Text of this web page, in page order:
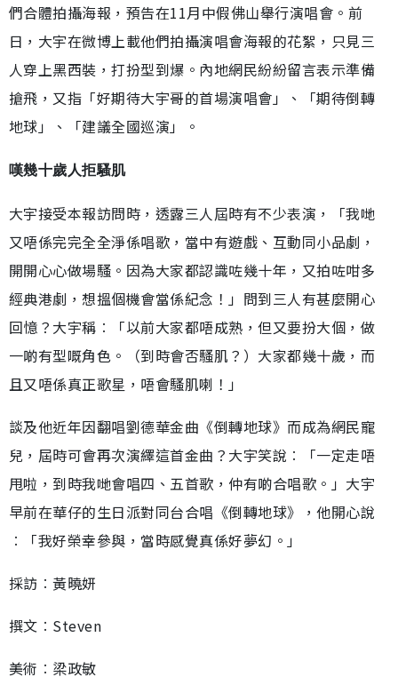
們合體拍攝海報，預告在11月中假佛山舉行演唱會。前
日，大宇在微博上載他們拍攝演唱會海報的花絮，只見三
人穿上黑西裝，打扮型到爆。內地網民紛紛留言表示準備
搶飛，又指「好期待大宇哥的首場演唱會」、「期待倒轉
地球」、「建議全國巡演」。
嘆幾十歲人拒騷肌
大宇接受本報訪問時，透露三人屆時有不少表演，「我哋
又唔係完完全全淨係唱歌，當中有遊戲、互動同小品劇，
開開心心做場騷。因為大家都認識咗幾十年，又拍咗咁多
經典港劇，想搵個機會當係紀念！」問到三人有甚麼開心
回憶？大宇稱︰「以前大家都唔成熟，但又要扮大個，做
一啲有型嘅角色。（到時會否騷肌？）大家都幾十歲，而
且又唔係真正歌星，唔會騷肌喇！」
談及他近年因翻唱劉德華金曲《倒轉地球》而成為網民寵
兒，屆時可會再次演繹這首金曲？大宇笑說︰「一定走唔
甩啦，到時我哋會唱四、五首歌，仲有啲合唱歌。」大宇
早前在華仔的生日派對同台合唱《倒轉地球》，他開心說
︰「我好榮幸參與，當時感覺真係好夢幻。」
採訪︰黃曉妍
撰文︰Steven
美術︰梁政敏